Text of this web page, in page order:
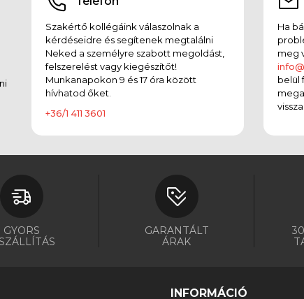
Szakértő kollégáink válaszolnak a
kérdéseidre és segítenek megtalálni
Neked a személyre szabott megoldást,
felszerelést vagy kiegészítőt!
Munkanapokon 9 és 17 óra között
hívhatod őket.
+36/1 411 3601
Ha
meg
belül
GYORS
GARANTÁLT
ÁRAK
INFORMÁCIÓ